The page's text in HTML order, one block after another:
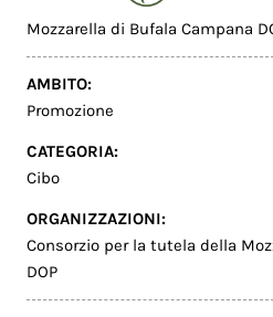
Mozzarella di Bufala Campana
AMBITO:
Promozione
CATEGORIA:
Cibo
ORGANIZZAZIONI:
Consorzio per la tutela della
DOP